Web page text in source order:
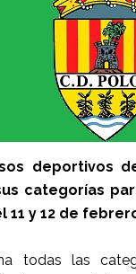
deportivos
categorías
11 y 12 de
todas las